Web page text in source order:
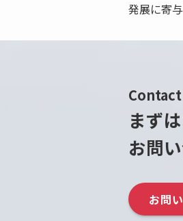
発展に寄
Contact
まず
お問
お問